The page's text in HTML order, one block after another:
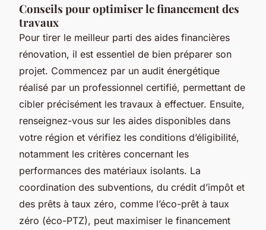
Conseils pour optimiser le financement des
travaux
Pour tirer le meilleur parti des aides financières
rénovation, il est essentiel de bien préparer son
projet. Commencez par un audit énergétique
réalisé par un professionnel certifié, permettant de
cibler précisément les travaux à effectuer. Ensuite,
renseignez-vous sur les aides disponibles dans
votre région et vérifiez les conditions d’éligibilité,
notamment les critères concernant les
performances des matériaux isolants. La
coordination des subventions, du crédit d’impôt et
des prêts à taux zéro, comme l’éco-prêt à taux
zéro (éco-PTZ), peut maximiser le financement